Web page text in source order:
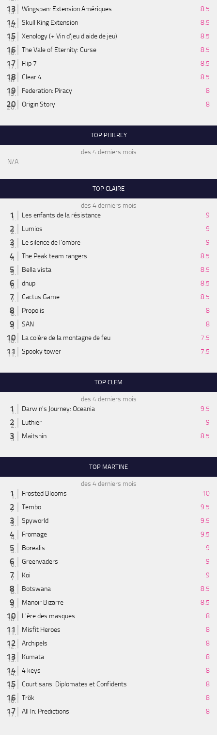
Wingspan: Extension Amériques
8.5
Skull King Extension
8.5
Xenology (+ Vin d'jeu d'aide de jeu)
8.5
The Vale of Eternity: Curse
8.5
Flip 7
8.5
Clear 4
8.5
Federation: Piracy
8
Origin Story
8
TOP PHILREY
des 4 derniers mois
N/A
TOP CLAIRE
des 4 derniers mois
Les enfants de la résistance
9
Lumios
9
Le silence de l'ombre
9
The Peak team rangers
8.5
Bella vista
8.5
dnup
8.5
Cactus Game
8.5
Propolis
8
SAN
8
La colère de la montagne de feu
7.5
Spooky tower
7.5
TOP CLEM
des 4 derniers mois
Darwin's Journey: Oceania
9.5
Luthier
9
Maitshin
8.5
TOP MARTINE
des 4 derniers mois
Frosted Blooms
10
Tembo
9.5
Spyworld
9.5
Fromage
9.5
Borealis
9
Greenvaders
9
Koi
9
Botswana
8.5
Manoir Bizarre
8.5
L'ère des masques
8
Misfit Heroes
8
Archipels
8
Kumata
8
4 keys
8
Courtisans: Diplomates et Confidents
8
Trök
8
All In: Predictions
8